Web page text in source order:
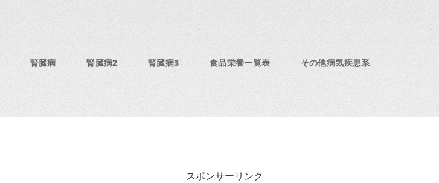
腎臓病 腎臓病2 腎臓病3 食品栄養一覧表 その他病気疾患系
スポンサーリンク